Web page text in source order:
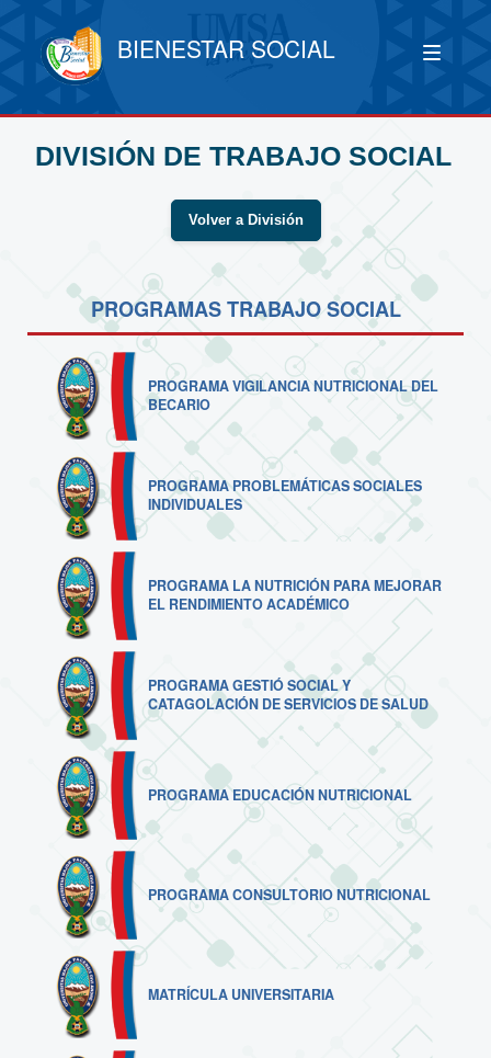
BIENESTAR SOCIAL
DIVISIÓN DE TRABAJO SOCIAL
Volver a División
PROGRAMAS TRABAJO SOCIAL
PROGRAMA VIGILANCIA NUTRICIONAL DEL
BECARIO
PROGRAMA PROBLEMÁTICAS SOCIALES
INDIVIDUALES
PROGRAMA LA NUTRICIÓN PARA MEJORAR
EL RENDIMIENTO ACADÉMICO
PROGRAMA GESTIÓ SOCIAL Y
CATAGOLACIÓN DE SERVICIOS DE SALUD
PROGRAMA EDUCACIÓN NUTRICIONAL
PROGRAMA CONSULTORIO NUTRICIONAL
MATRÍCULA UNIVERSITARIA